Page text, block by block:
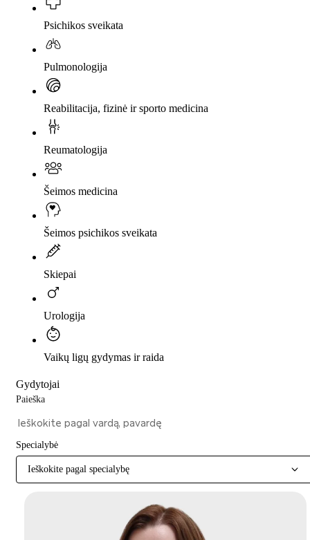
Psichikos sveikata
Pulmonologija
Reabilitacija, fizinė ir sporto medicina
Reumatologija
Šeimos medicina
Šeimos psichikos sveikata
Skiepai
Urologija
Vaikų ligų gydymas ir raida
Gydytojai
Paieška
Specialybė
Ieškokite pagal specialybę